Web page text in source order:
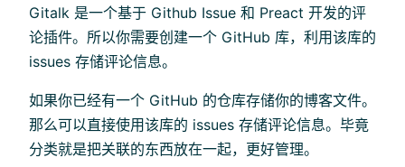
Gitalk 是一个基于 Github Issue 和 Preact 开发的评
论插件。所以你需要创建一个 GitHub 库，利用该库的
issues 存储评论信息。
如果你已经有一个 GitHub 的仓库存储你的博客文件。
那么可以直接使用该库的 issues 存储评论信息。毕竟
分类就是把关联的东西放在一起，更好管理。